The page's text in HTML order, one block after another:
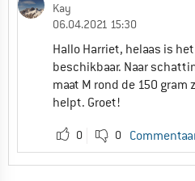
Kay
06.04.2021 15:30
Hallo Harriet, helaas is
beschikbaar. Naar
maat M rond de 150
helpt. Groet!
0 0